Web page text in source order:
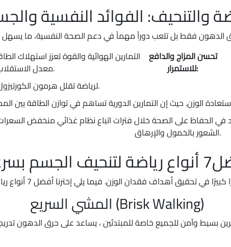
والتنحيف: الفوائد النفسية
معدل الاستقلاب.
تحسن المزاج والدافع
للاستمرار:
لرياضة تقلل هرمون الكورتيزول وتُحسّن جودة النوم.
الشعور بالخمول والإرهاق.
الجسم بسرعة
المشي السريع (Brisk Walking)